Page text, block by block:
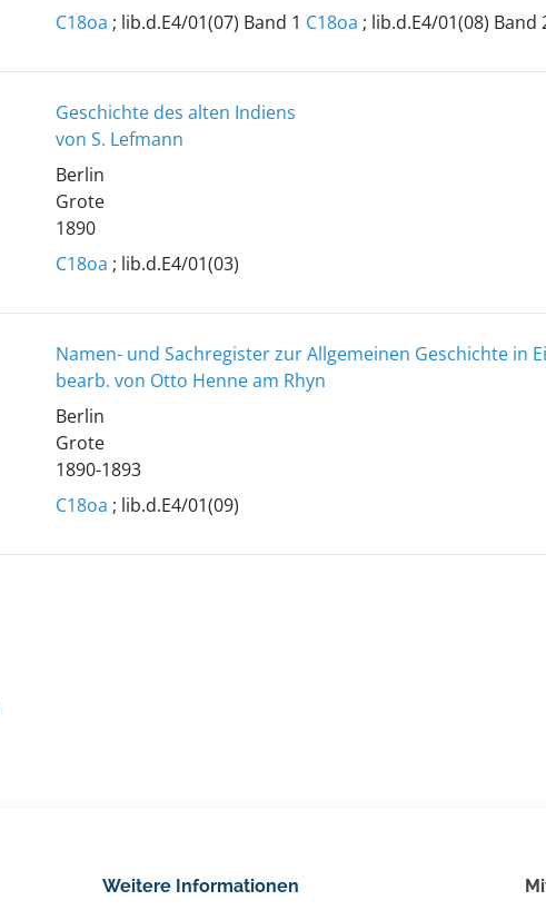
C18oa ; lib.d.E4/01(07) Band 1 C18oa ; lib.d.E4/01(08) Band
Geschichte des alten Indiens
von S. Lefmann
Berlin
Grote
1890
C18oa ; lib.d.E4/01(03)
Namen- und Sachregister zur Allgemeinen Geschichte in
bearb. von Otto Henne am Rhyn
Berlin
Grote
1890-1893
C18oa ; lib.d.E4/01(09)
Weitere Informationen